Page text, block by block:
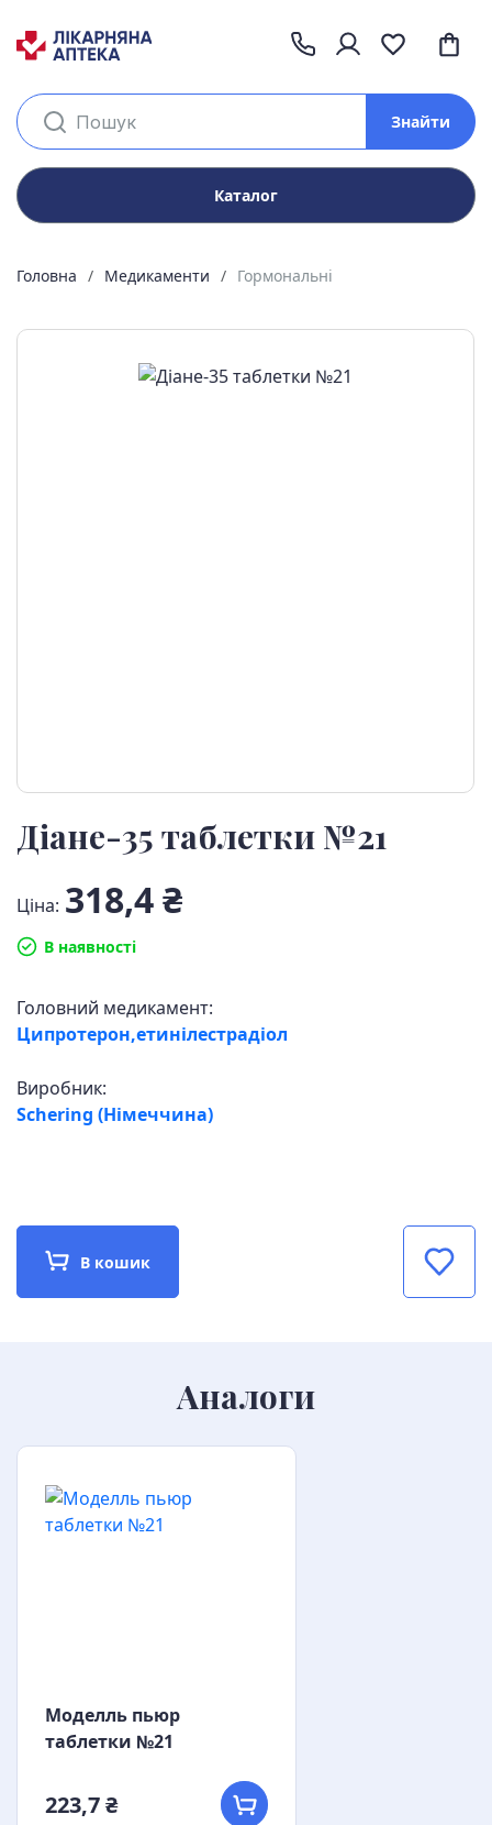
Каталог
Знайти
Головна Медикаменти Гормональні
Діане-35 таблетки №21
Ціна: 318,4 ₴
В наявності
Головний медикамент:
Ципротерон,етинілестрадіол
Виробник:
Schering (Німеччина)
В кошик
Аналоги
Моделль пьюр
таблетки №21
223,7 ₴